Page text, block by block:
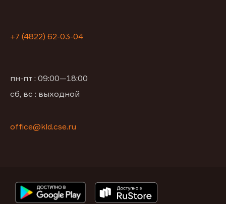
+7 (4822) 62-03-04
пн-пт : 09:00—18:00
сб, вс : выходной
office@kld.cse.ru